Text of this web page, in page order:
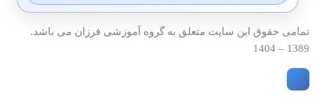
تمامی حقوق این سایت متعلق به گروه آموزشی فرزان می باشد.
1389 – 1404